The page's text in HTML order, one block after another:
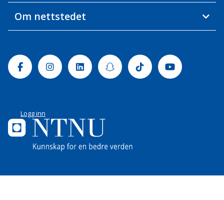
Om nettstedet
FacebookInstagramLinkedinSnapchatTiktok Youtube
Logg inn